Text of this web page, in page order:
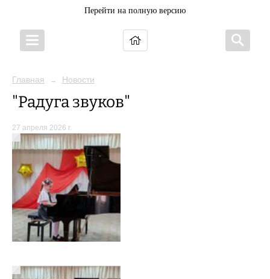
Перейти на полную версию
Главная → Новости
"Радуга звуков"
27 апреля 2026 г.